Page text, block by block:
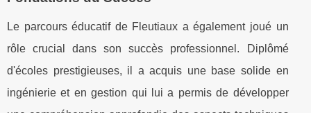
Le parcours éducatif de Fleutiaux a également joué un
rôle crucial dans son succès professionnel. Diplômé
d'écoles prestigieuses, il a acquis une base solide en
ingénierie et en gestion qui lui a permis de développer